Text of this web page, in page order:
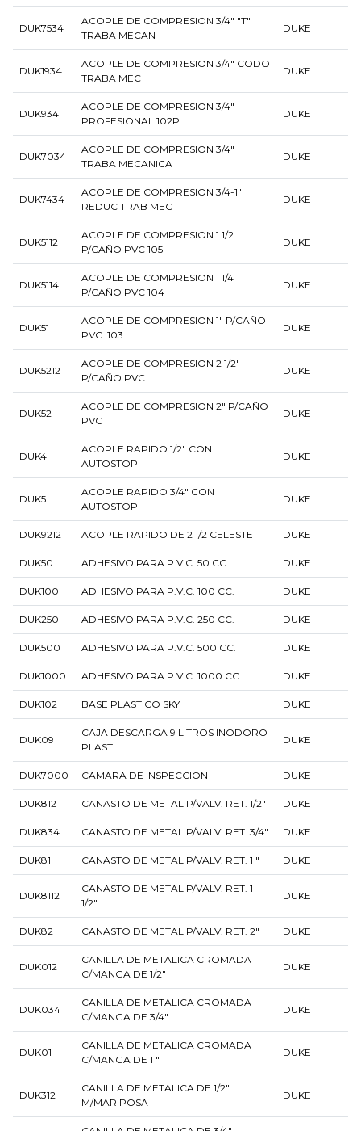
DUK7534
ACOPLE DE COMPRESION 3/4" "T"
TRABA MECAN
DUKE
DUK1934
ACOPLE DE COMPRESION 3/4" CODO
TRABA MEC
DUKE
DUK934
ACOPLE DE COMPRESION 3/4"
PROFESIONAL 102P
DUKE
DUK7034
ACOPLE DE COMPRESION 3/4"
TRABA MECANICA
DUKE
DUK7434
ACOPLE DE COMPRESION 3/4-1"
REDUC TRAB MEC
DUKE
DUK5112
ACOPLE DE COMPRESION 1 1/2
P/CAÑO PVC 105
DUKE
DUK5114
ACOPLE DE COMPRESION 1 1/4
P/CAÑO PVC 104
DUKE
DUK51
ACOPLE DE COMPRESION 1" P/CAÑO
PVC. 103
DUKE
DUK5212
ACOPLE DE COMPRESION 2 1/2"
P/CAÑO PVC
DUKE
DUK52
ACOPLE DE COMPRESION 2" P/CAÑO
PVC
DUKE
DUK4
ACOPLE RAPIDO 1/2" CON
AUTOSTOP
DUKE
DUK5
ACOPLE RAPIDO 3/4" CON
AUTOSTOP
DUKE
DUK9212 ACOPLE RAPIDO DE 2 1/2 CELESTE DUKE
DUK50 ADHESIVO PARA P.V.C. 50 CC. DUKE
DUK100 ADHESIVO PARA P.V.C. 100 CC. DUKE
DUK250 ADHESIVO PARA P.V.C. 250 CC. DUKE
DUK500 ADHESIVO PARA P.V.C. 500 CC. DUKE
DUK1000 ADHESIVO PARA P.V.C. 1000 CC. DUKE
DUK102 BASE PLASTICO SKY DUKE
DUK09
CAJA DESCARGA 9 LITROS INODORO
PLAST
DUKE
DUK7000 CAMARA DE INSPECCION DUKE
DUK812 CANASTO DE METAL P/VALV. RET. 1/2" DUKE
DUK834 CANASTO DE METAL P/VALV. RET. 3/4" DUKE
DUK81 CANASTO DE METAL P/VALV. RET. 1 " DUKE
DUK8112
CANASTO DE METAL P/VALV. RET. 1
1/2"
DUKE
DUK82 CANASTO DE METAL P/VALV. RET. 2" DUKE
DUK012
CANILLA DE METALICA CROMADA
C/MANGA DE 1/2"
DUKE
DUK034
CANILLA DE METALICA CROMADA
C/MANGA DE 3/4"
DUKE
DUK01
CANILLA DE METALICA CROMADA
C/MANGA DE 1 "
DUKE
DUK312
CANILLA DE METALICA DE 1/2"
M/MARIPOSA
DUKE